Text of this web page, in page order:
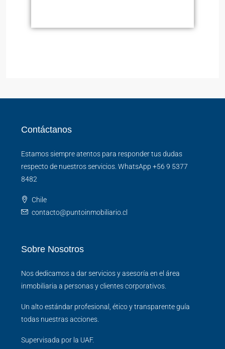
Contáctanos
Estamos siempre atentos para responder tus dudas
respecto de nuestros servicios. WhatsApp +56 9 5377
8482
Chile
contacto@puntoinmobiliario.cl
Sobre Nosotros
Nos dedicamos a dar servicios y asesoría en el área
inmobiliaria a personas y clientes corporativos.
Un alto estándar profesional, ético y transparente guía
todas nuestras acciones.
Supervisada por la UAF.